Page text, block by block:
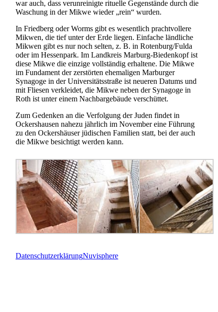
war auch, dass verunreinigte rituelle Gegenstände durch die
Waschung in der Mikwe wieder „rein“ wurden.
In Friedberg oder Worms gibt es wesentlich prachtvollere
Mikwen, die tief unter der Erde liegen. Einfache ländliche
Mikwen gibt es nur noch selten, z. B. in Rotenburg/Fulda
oder im Hessenpark. Im Landkreis Marburg-Biedenkopf ist
diese Mikwe die einzige vollständig erhaltene. Die Mikwe
im Fundament der zerstörten ehemaligen Marburger
Synagoge in der Universitätsstraße ist neueren Datums und
mit Fliesen verkleidet, die Mikwe neben der Synagoge in
Roth ist unter einem Nachbargebäude verschüttet.
Zum Gedenken an die Verfolgung der Juden findet in
Ockershausen nahezu jährlich im November eine Führung
zu den Ockershäuser jüdischen Familien statt, bei der auch
die Mikwe besichtigt werden kann.
DatenschutzerklärungNuvisphere